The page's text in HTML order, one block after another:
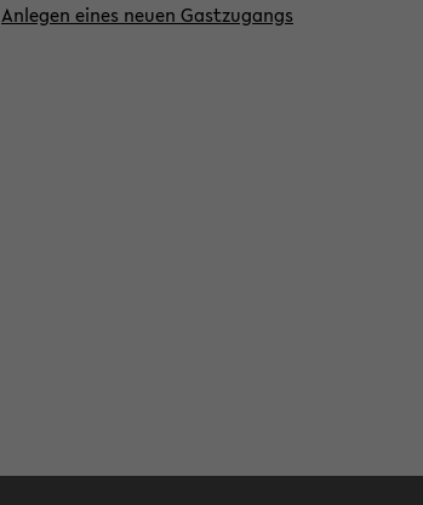
Anlegen eines neuen Gastzugangs